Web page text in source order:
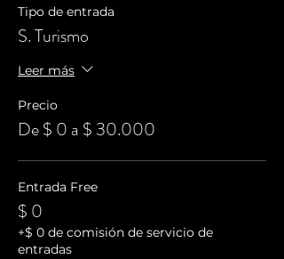
Tipo de entrada
S. Turismo
Leer más
Precio
De $ 0 a $ 30.000
Entrada Free
$ 0
+$ 0 de comisión de servicio de
entradas